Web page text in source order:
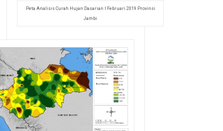
Peta Analisis Curah Hujan Dasarian I Februari 2019 Provinsi
Jambi